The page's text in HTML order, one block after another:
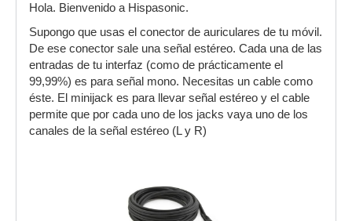
Hola. Bienvenido a Hispasonic.
Supongo que usas el conector de auriculares de tu móvil.
De ese conector sale una señal estéreo. Cada una de las
entradas de tu interfaz (como de prácticamente el
99,99%) es para señal mono. Necesitas un cable como
éste. El minijack es para llevar señal estéreo y el cable
permite que por cada uno de los jacks vaya uno de los
canales de la señal estéreo (L y R)